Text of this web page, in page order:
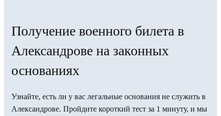
Получение военного билета в
Александрове на законных
основаниях
Узнайте, есть ли у вас легальные основания не служить в
Александрове. Пройдите короткий тест за 1 минуту, и мы